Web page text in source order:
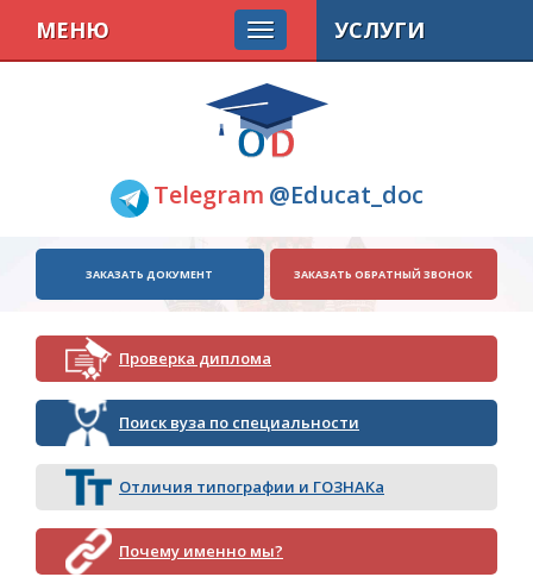
Telegram @Educat_doc
МЕНЮ
ЗАКАЗАТЬ ДОКУМЕНТ ЗАКАЗАТЬ ОБРАТНЫЙ ЗВОНОК
Проверка диплома
Поиск вуза по специальности
Отличия типографии и ГОЗНАКа
Почему именно мы?
УСЛУГИ